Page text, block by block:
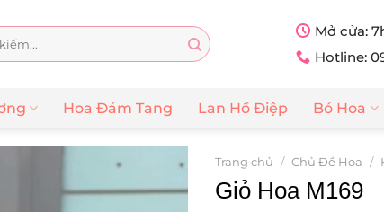
Mở cửa:
Hotline:
Hoa Đám Tang Lan Hồ Điệp Bó Hoa
Trang chủ / Chủ Đề Hoa /
Giỏ Hoa M169